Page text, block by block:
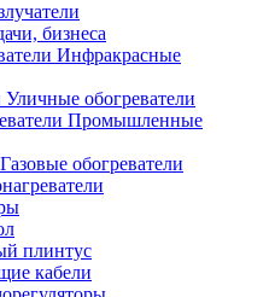
бизнеса
Инфракрасные
Уличные обогреватели
Промышленные
Газовые обогреватели
плинтус
кабели